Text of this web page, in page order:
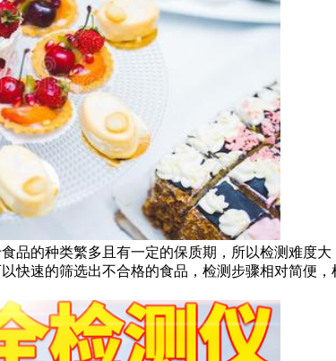
的种类繁多且有一定的保质期，所以检测难度
速的筛选出不合格的食品，检测步骤相对简便